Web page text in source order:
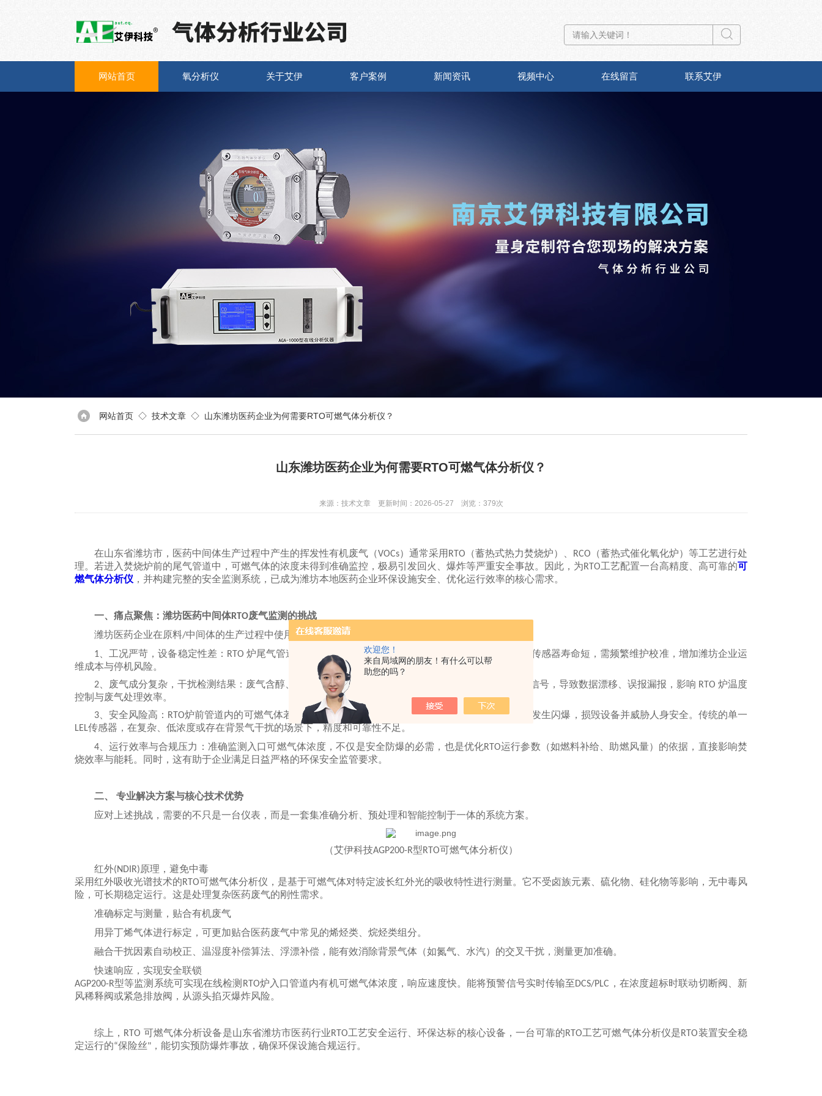
欢迎您！
来自局域网的朋友！有什么可以帮
助您的吗？
网站首页 氧分析仪 关于艾伊 客户案例 新闻资讯 视频中心 在线留言 联系艾伊
网站首页 ◇ 技术文章 ◇ 山东潍坊医药企业为何需要RTO可燃气体分析仪？
山东潍坊医药企业为何需要RTO可燃气体分析仪？
来源：技术文章 更新时间：2026-05-27 浏览：379次
在山东省潍坊市，医药中间体生产过程中产生的挥发性有机废气（VOCs）通常采用 RTO （蓄热式热力焚烧炉）、 RCO （蓄热式催化氧化炉）等工艺进行处
理。若进入焚烧炉前的尾气管道中，可燃气体的浓度未得到准确监控，极易引发回火、爆炸等严重安全事故。因此，为‌RTO工艺配置一台高精度、高可靠的可
燃气体分析仪 ，并构建完整的安全监测系统，已成为潍坊本地医药企业环保设施安全、优化运行效率的核心需求。
一、 痛点聚焦：潍坊医药中间体RTO废气监测的挑战
潍坊医药企业在原料/中间体的生产过程中使用 RTO处理废气时，普遍面临
1 、工况严苛，设备稳定性差： RTO 炉尾气管道高温、高湿且含腐蚀性气体，普通分析仪气室易腐蚀、传感器寿命短，需频繁维护校准，增加潍坊企业运
维成本与停机风险。
2 、废气成分复杂，干扰检测结果：废气含醇、酮、酯及卤素、有机胺等物质，易腐蚀设备、干扰检测信号，导致数据漂移、误报漏报，影响 RTO 炉温度
控制与废气处理效率。
3 、‌安全风险高 ： RTO炉前管道内的可燃气体若浓度超过爆炸下限（ ），极有可能在炉膛高温环境下发生闪爆，损毁设备并威胁人身安全。传统的单一
LEL传感器，在复杂、低浓度或存在背景气干扰的场景下，精度和可靠性不足。
4 、‌运行效率与合规压力 ： 准确监测入口可燃气体浓度，不仅是安全防爆的必需，也是优化RTO运行参数（如燃料补给、助燃风量）的依据，直接影响焚
烧效率与能耗。同时，这有助于企业满足日益严格的环保安全监管要求。
二、
专业解决方案与核心技术优势
应对上述挑战，需要的不只是一台仪表，而是一套集准确分析、预处理和智能控制于一体的系统方案。
（艾伊科技AGP200-R型RTO可燃气体分析仪）
红外(NDIR)原理，避免中毒
采用红外吸收光谱技术的RTO可燃气体分析仪，是基于可燃气体对特定波长红外光的吸收特性进行测量。它不受卤族元素、硫化物、硅化物等影响，无中毒风
险，可长期稳定运行。这是处理复杂医药废气的刚性需求。
准确标定与测量，贴合有机废气
用异丁烯气体进行标定，可更加贴合医药废气中常见的烯烃类、烷烃类组分。
融合干扰因素自动校正、温湿度补偿算法、浮漂补偿，能有效消除背景气体（如氮气、水汽）的交叉干扰，测量更加准确。
快速响应，实现安全联锁
AGP200-R型等监测系统可实现在线检测 RTO炉入口管道内有机可燃气体浓度，响应速度快。能将预警信号实时传输至DCS/PLC ，在浓度超标时联动切断阀、新
风稀释阀或紧急排放阀，从源头掐灭爆炸风险。
综上， RTO 可燃气体分析设备是山东省潍坊市医药行业RTO工艺安全运行、环保达标的核心设备，一台可靠的RTO工艺可燃气体分析仪是RTO装置安全稳
定运行的“保险丝" ，能切实预防爆炸事故， 确保环保设施合规运行。